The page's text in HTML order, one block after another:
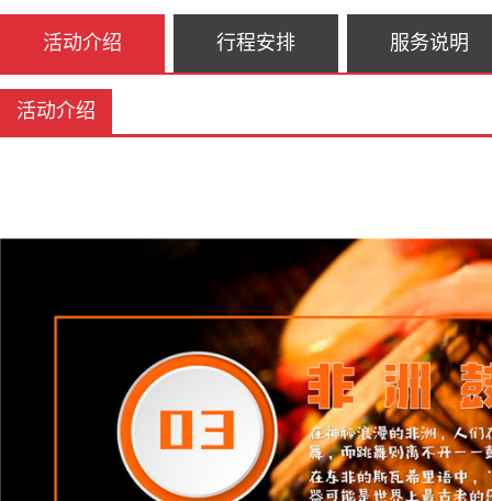
活动介绍 行程安排 服务说明
活动介绍